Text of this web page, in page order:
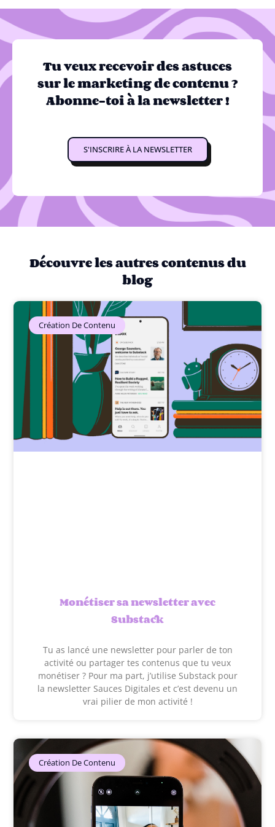
Tu veux recevoir des astuces
sur le marketing de contenu ?
Abonne-toi à la newsletter !
S'INSCRIRE À LA NEWSLETTER
Découvre les autres contenus du
blog
Création De Contenu
Monétiser sa newsletter avec
Substack
Tu as lancé une newsletter pour parler de ton
activité ou partager tes contenus que tu veux
monétiser ? Pour ma part, j’utilise Substack pour
la newsletter Sauces Digitales et c’est devenu un
vrai pilier de mon activité !
Création De Contenu